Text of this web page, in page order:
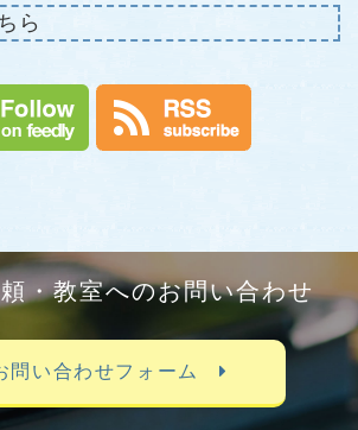
ら
・教室へのお問い合わせ
問い合わせフォーム